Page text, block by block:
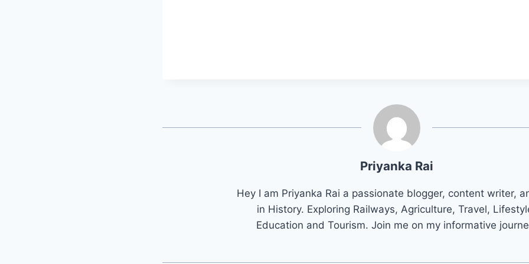
Priyanka Rai
Hey I am Priyanka Rai a passionate blogger, content writer,
in History. Exploring Railways, Agriculture, Travel,
Education and Tourism. Join me on my informative